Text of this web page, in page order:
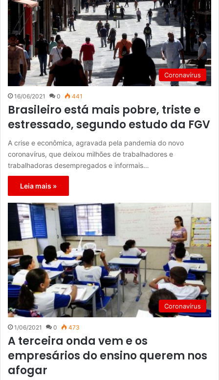
Coronavírus
16/06/2021 0 441
Brasileiro está mais pobre, triste e
estressado, segundo estudo da FGV
A crise e econômica, agravada pela pandemia do novo
coronavírus, que deixou milhões de trabalhadores e
trabalhadoras desempregados e informais…
Leia mais »
Coronavírus
1/06/2021 0 473
A terceira onda vem e os
empresários do ensino querem nos
afogar